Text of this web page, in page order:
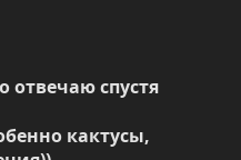
отвечаю спустя
кактусы,